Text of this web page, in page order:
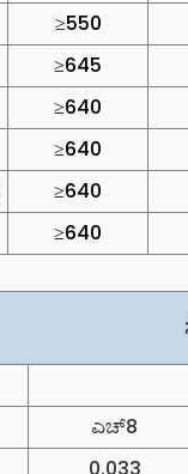
≥550
≥645
≥640
≥640
≥640
≥640
ಎಚ್8
0.033